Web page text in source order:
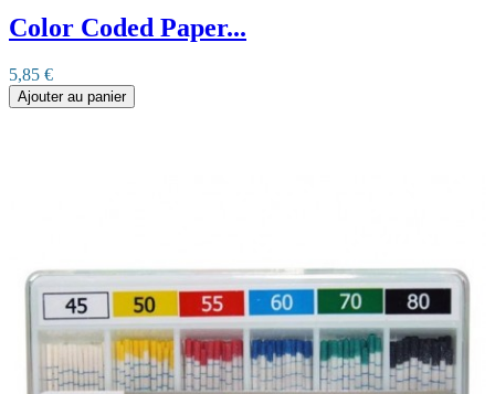
Color Coded Paper...
5,85 €
Ajouter au panier